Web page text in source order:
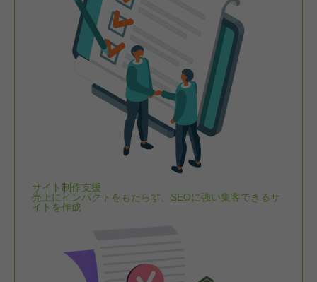
サイト制作支援
売上にインパクトをもたらす、SEOに強い集客できるサ
イトを作成